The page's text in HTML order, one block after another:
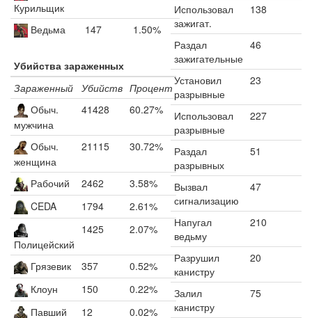
Курильщик
Ведьма 147 1.50%
Убийства зараженных
Зараженный Убийств Процент
Обыч.
мужчина
41428 60.27%
Обыч.
женщина
21115 30.72%
Рабочий 2462
3.58%
CEDA
1794 2.61%
Полицейский
1425 2.07%
Грязевик 357
0.52%
Клоун
150
0.22%
Павший
12 0.02%
Использовал
зажигат.
138
Раздал
зажигательные
46
Установил
разрывные
23
Использовал
разрывные
227
Раздал
разрывных
51
Вызвал
сигнализацию
47
Напугал
ведьму
210
Разрушил
канистру
20
Залил
канистру
75